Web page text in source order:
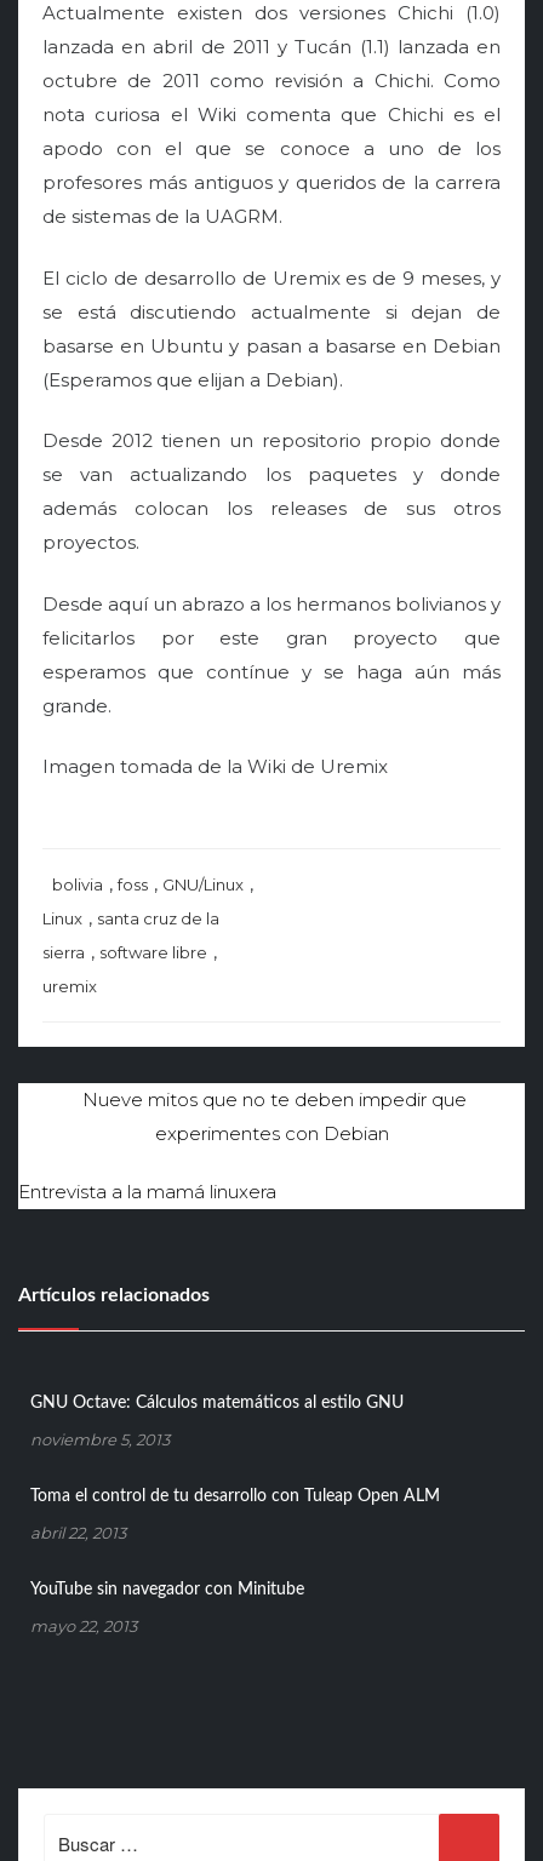
Actualmente existen dos versiones Chichi (1.0)
lanzada en abril de 2011 y Tucán (1.1) lanzada en
octubre de 2011 como revisión a Chichi. Como
nota curiosa el Wiki comenta que Chichi es el
apodo con el que se conoce a uno de los
profesores más antiguos y queridos de la carrera
de sistemas de la UAGRM.
El ciclo de desarrollo de Uremix es de 9 meses, y
se está discutiendo actualmente si dejan de
basarse en Ubuntu y pasan a basarse en Debian
(Esperamos que elijan a Debian).
Desde 2012 tienen un repositorio propio donde
se van actualizando los paquetes y donde
además colocan los releases de sus otros
proyectos.
Desde aquí un abrazo a los hermanos bolivianos y
felicitarlos por este gran proyecto que
esperamos que contínue y se haga aún más
grande.
Imagen tomada de la Wiki de Uremix
bolivia ,foss , GNU/Linux ,
Linux , santa cruz de la
sierra , software libre ,
uremix
Navegación
Nueve mitos que no te deben impedir que
experimentes con Debian
Entrevista a la mamá linuxera
Artículos relacionados
GNU Octave: Cálculos matemáticos al estilo GNU
noviembre 5, 2013
Toma el control de tu desarrollo con Tuleap Open ALM
abril 22, 2013
YouTube sin navegador con Minitube
mayo 22, 2013
for: